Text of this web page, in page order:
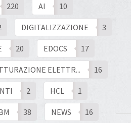
- ERP
Management
Social Collaboration
customer management
per chi vende alla GDO
220 AI 10
DIGITALIZZAZIONE 3
20 EDOCS 17
ELETTR... 16
2 HCL 1
38 NEWS 16